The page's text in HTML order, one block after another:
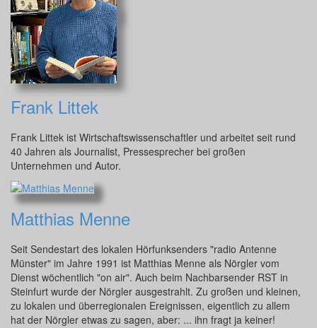
Frank Littek
Frank Littek ist Wirtschaftswissenschaftler und arbeitet seit rund
40 Jahren als Journalist, Pressesprecher bei großen
Unternehmen und Autor.
Matthias Menne
Seit Sendestart des lokalen Hörfunksenders "radio Antenne
Münster" im Jahre 1991 ist Matthias Menne als Nörgler vom
Dienst wöchentlich "on air". Auch beim Nachbarsender RST in
Steinfurt wurde der Nörgler ausgestrahlt. Zu großen und kleinen,
zu lokalen und überregionalen Ereignissen, eigentlich zu allem
hat der Nörgler etwas zu sagen, aber: ... ihn fragt ja keiner!